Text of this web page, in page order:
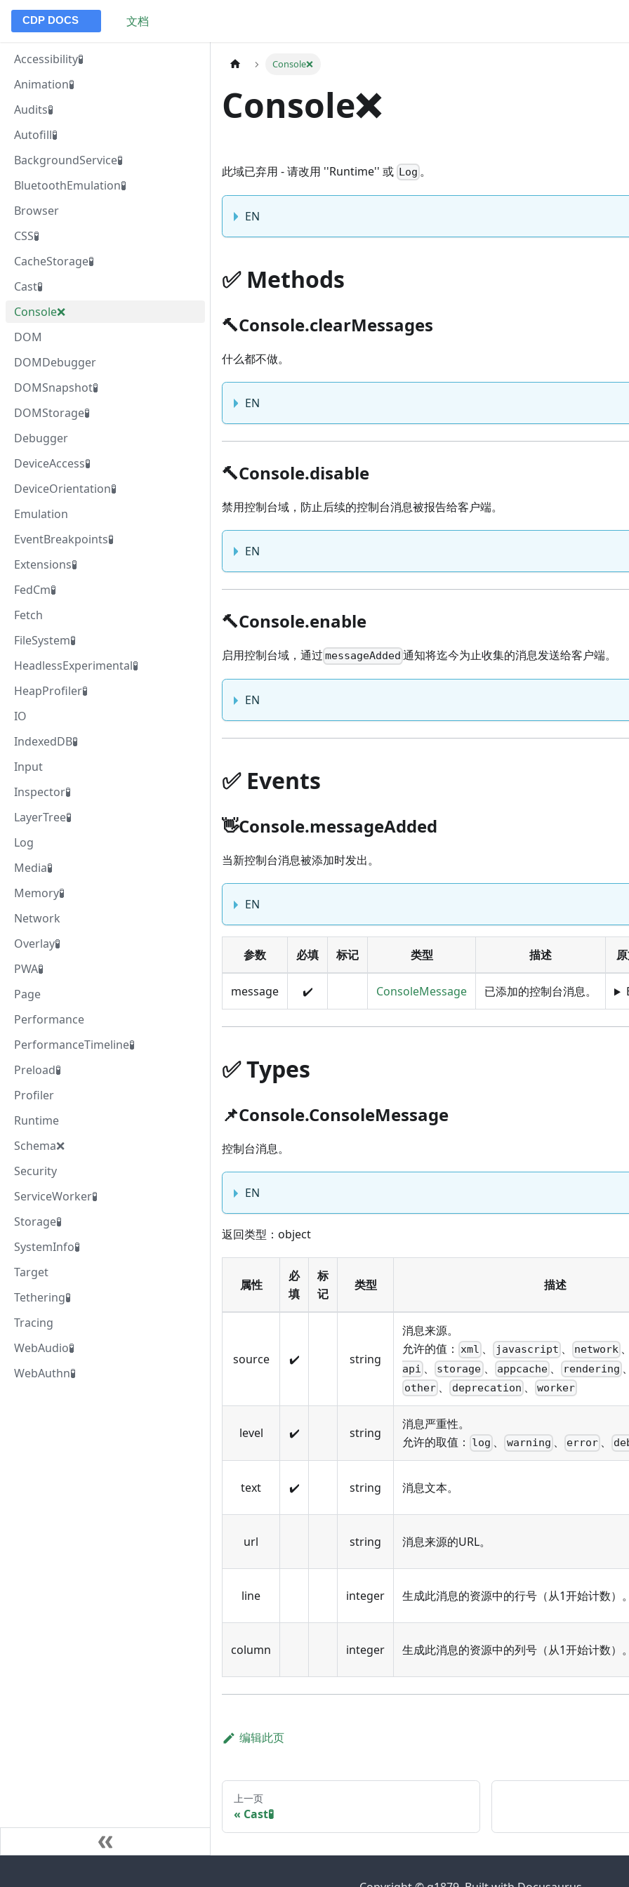
文档
Accessibility🧪
Animation🧪
Audits🧪
Autofill🧪
BackgroundService🧪
BluetoothEmulation🧪
Browser
CSS🧪
CacheStorage🧪
Cast🧪
Console❌️
DOM
DOMDebugger
DOMSnapshot🧪
DOMStorage🧪
Debugger
DeviceAccess🧪
DeviceOrientation🧪
Emulation
EventBreakpoints🧪
Extensions🧪
FedCm🧪
Fetch
FileSystem🧪
HeadlessExperimental🧪
HeapProfiler🧪
IO
IndexedDB🧪
Input
Inspector🧪
LayerTree🧪
Log
Media🧪
Memory🧪
Network
Overlay🧪
PWA🧪
Page
Performance
PerformanceTimeline🧪
Preload🧪
Profiler
Runtime
Schema❌️
Security
ServiceWorker🧪
Storage🧪
SystemInfo🧪
Target
Tethering🧪
Tracing
WebAudio🧪
WebAuthn🧪
Console❌️
Console❌️
此域已弃用 - 请改用 ''Runtime'' 或 Log 。
EN
✅️️ Methods
🔨Console.clearMessages
什么都不做。
EN
🔨Console.disable
禁用控制台域，防止后续的控制台消息被报告给客户端。
EN
🔨Console.enable
启用控制台域，通过 messageAdded 通知将迄今为止收集的消息发送给客户端。
EN
✅️️ Events
👋Console.messageAdded
当新控制台消息被添加时发出。
EN
参数 必填 标记 类型 描述
message ✔️ ConsoleMessage 已添加的控制台消息。
✅️️ Types
📌Console.ConsoleMessage
控制台消息。
EN
返回类型：object
属性
必
填
标
记
类型 描述
source ✔️ string
消息来源。
允许的值： xml 、 javascript 、 network
api 、 storage、 appcache、 rendering
other 、 deprecation 、 worker
level ✔️ string
消息严重性。
允许的取值：
log 、 warning 、 error 、
text ✔️ string 消息文本。
url string 消息来源的URL。
line integer 生成此消息的资源中的行号（从1开始计数）
column integer 生成此消息的资源中的列号（从1开始计数）
编辑此页
上一页
Cast🧪